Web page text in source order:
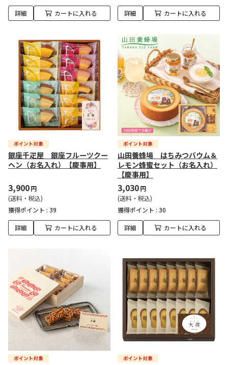
詳細 カートに入れる 詳細 カートに入れる
銀座千疋屋 銀座フルーツクー
ヘン（お名入れ）【慶事用】
3,900円
(送料・税込)
獲得ポイント : 39
詳細 カートに入れる
山田養蜂場 はちみつバウム＆
レモン蜂蜜セット（お名入れ）
【慶事用】
3,030円
(送料・税込)
獲得ポイント : 30
詳細 カートに入れる